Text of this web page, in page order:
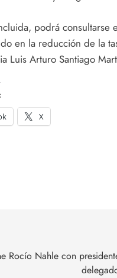
podrá
en la reducción de la
Luis Arturo Santiago
X
Rocío Nahle con